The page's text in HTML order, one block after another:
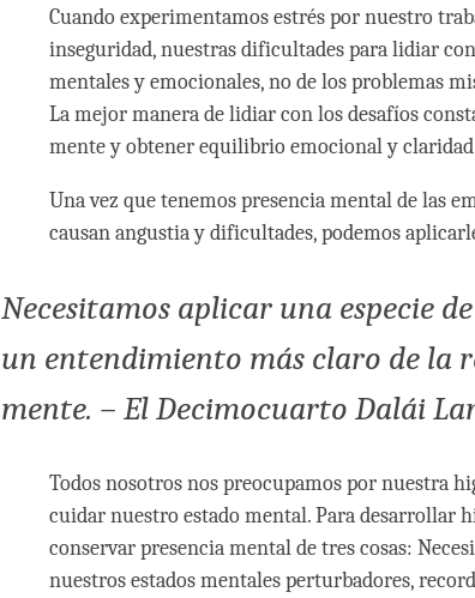
Cuando experimentamos estrés por nuestro
inseguridad, nuestras dificultades para lidiar
mentales y emocionales, no de los problemas
La mejor manera de lidiar con los desafíos
mente y obtener equilibrio emocional y
Una vez que tenemos presencia mental de las
causan angustia y dificultades, podemos
Necesitamos aplicar una especie
un entendimiento más claro de la
mente. – El Decimocuarto Dalái
Todos nosotros nos preocupamos por nuestra
cuidar nuestro estado mental. Para desarrollar
conservar presencia mental de tres cosas:
nuestros estados mentales perturbadores,